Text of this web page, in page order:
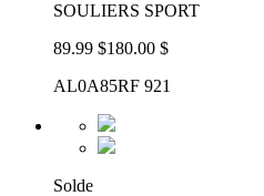
SOULIERS SPORT
89.99 $180.00 $
AL0A85RF 921
Solde